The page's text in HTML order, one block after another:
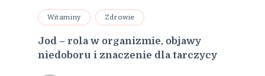
Witaminy Zdrowie
Jod – rola w organizmie, objawy
niedoboru i znaczenie dla tarczycy